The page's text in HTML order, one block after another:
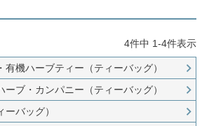
4件中 1-4件表示
機ハーブティー（ティーバッグ）
ブ・カンパニー（ティーバッグ）
バッグ）